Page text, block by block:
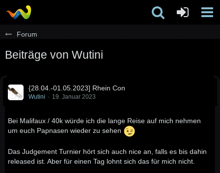
Forum
Beiträge von Wutini
{28.04.-01.05.2023] Rhein Con
Wutini 19. Januar 2023
Bei Malifaux / 40k würde ich die lange Reise auf mich nehmen
um euch Papnasen wieder zu sehen
Das Judgement Turnier hört sich auch nice an, falls es bis dahin
released ist. Aber für einen Tag lohnt sich das für mich nicht.